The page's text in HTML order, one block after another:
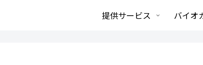
提供サービス バイオ